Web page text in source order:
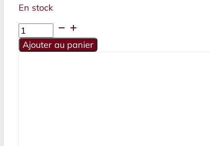
En stock
quantité
de
Cuvée
Ajouter au panier